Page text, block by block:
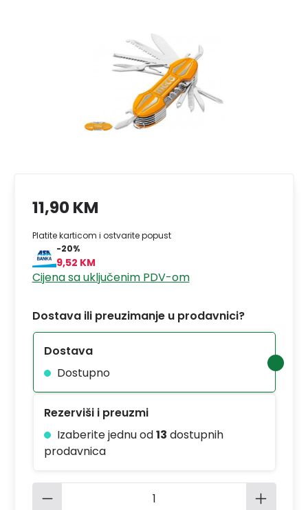
11,90 KM
Platite karticom i ostvarite popust
-20%
9,52 KM
Cijena sa uključenim PDV-om
Dostava ili preuzimanje u prodavnici?
Dostava
Dostupno
Rezerviši i preuzmi
Izaberite jednu od13 dostupnih
prodavnica
Količina proizvoda: Unesite